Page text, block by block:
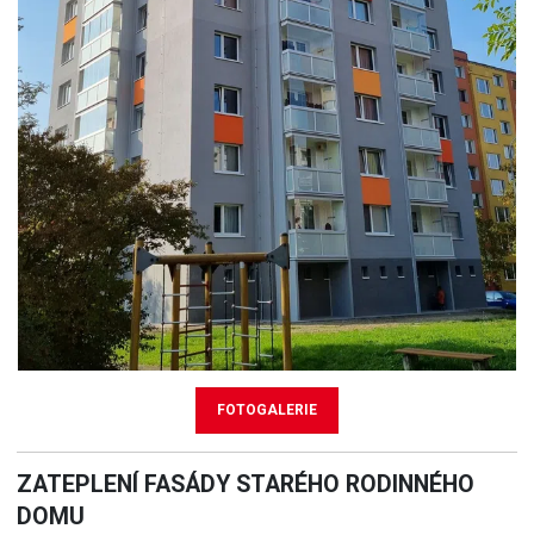
FOTOGALERIE
ZATEPLENÍ FASÁDY STARÉHO RODINNÉHO
DOMU